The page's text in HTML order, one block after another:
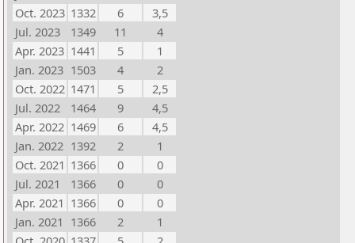
Oct. 2023 1332 6
3,5
Jul. 2023
1349 11
4
Apr. 2023 1441 5
1
Jan. 2023 1503 4
2
Oct. 2022 1471 5
2,5
Jul. 2022
1464 9
4,5
Apr. 2022 1469 6
4,5
Jan. 2022 1392 2
1
Oct. 2021 1366 0
0
Jul. 2021
1366 0
0
Apr. 2021 1366 0
0
Jan. 2021 1366 2
1